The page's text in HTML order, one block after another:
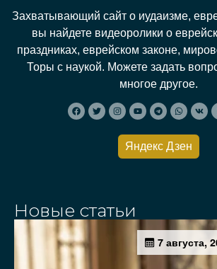
Захватывающий сайт о иудаизме,
вы найдете видеоролики о
праздниках, еврейском законе,
Торы с наукой. Можете задать
многое другое.
Яндекс Дзен
Новые статьи